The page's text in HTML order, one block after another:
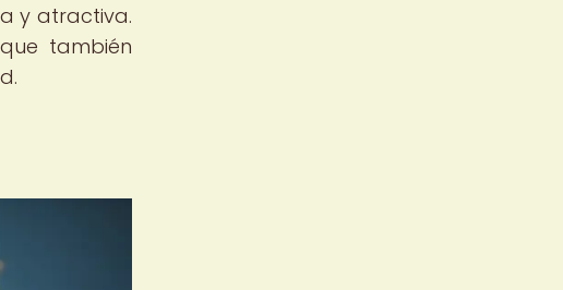
y atractiva.
también